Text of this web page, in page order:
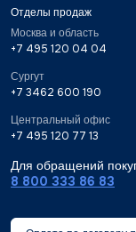
Отделы продаж
Москва и область
+7 495 120 04 04
Сургут
+7 3462 600 190
Центральный офис
+7 495 120 77 13
Для обращений
8 800 333 86 83